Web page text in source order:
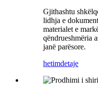
Gjithashtu
lidhja e
materialet e
qëndrueshmëria
janë parësore.
hetimdetaje